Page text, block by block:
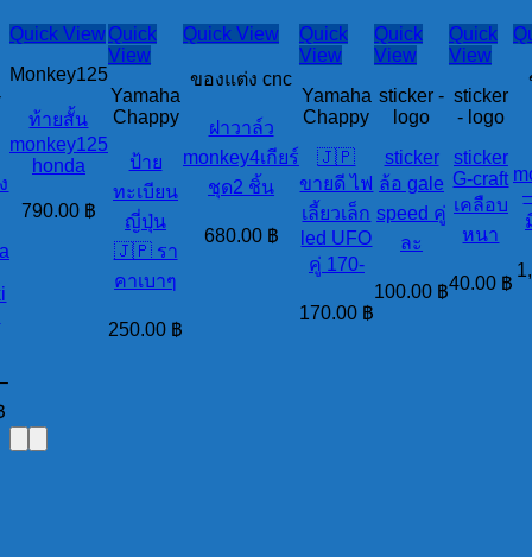
Quick View
Monkey125
ท้ายสั้น
monkey125
honda
790.00 ฿
Quick
View
Yamaha
Chappy
ป้าย
ทะเบียน
ญี่ปุ่น
🇯🇵 รา
คาเบาๆ
250.00 ฿
Quick View
ของแต่ง cnc
ฝาวาล์ว
monkey4เกียร์
ชุด2 ชิ้น
680.00 ฿
Quick
View
Yamaha
Chappy
🇯🇵
ขายดี ไฟ
เลี้ยวเล็ก
led UFO
คู่ 170-
170.00 ฿
Quick
View
sticker -
logo
sticker
ล้อ gale
speed คู่
ละ
100.00 ฿
Quick
View
sticker
- logo
sticker
G-craft
เคลือบ
หนา
40.00 ฿